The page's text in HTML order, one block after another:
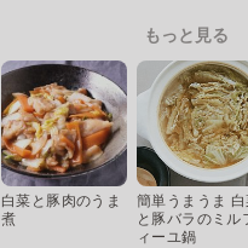
もっと見る
白菜と豚肉のうま
煮
簡単うまうま
と豚バラのミル
ィーユ鍋